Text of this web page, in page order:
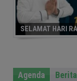
SELAMAT HARI
Agenda